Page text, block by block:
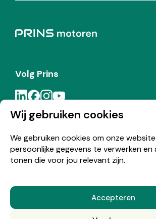
Wij gebruiken cookies
We gebruiken cookies om onze
persoonlijke gegevens te verwerken
tonen die voor jou relevant zijn.
Accepteren
Volg Prins
Meld je aan voor de Prins
© Copyright 2026 Prins